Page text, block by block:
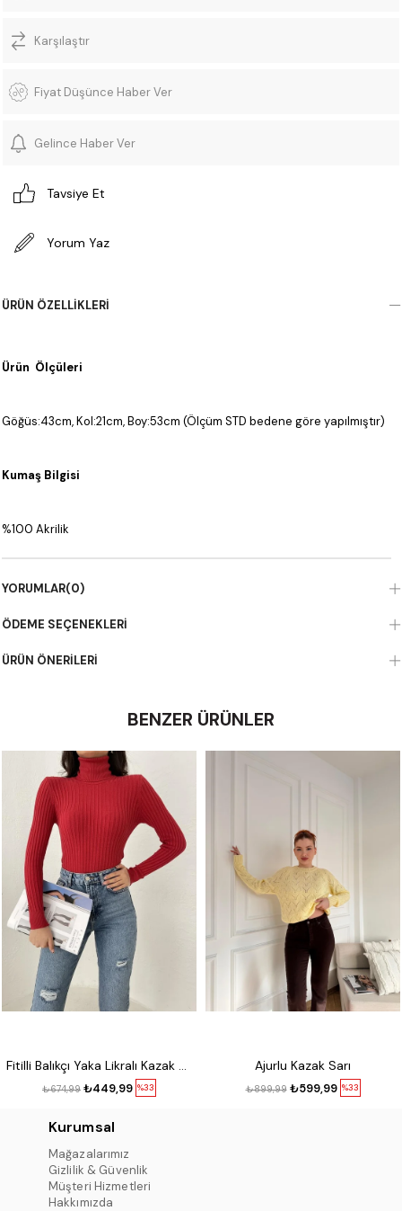
Karşılaştır
Fiyat Düşünce Haber Ver
Gelince Haber Ver
Tavsiye Et
Yorum Yaz
ÜRÜN ÖZELLIKLERI
Ürün Ölçüleri
Göğüs:43cm, Kol:21cm, Boy:53cm (Ölçüm STD bedene göre yapılmıştır)
Kumaş Bilgisi
%100 Akrilik
YORUMLAR(0)
ÖDEME SEÇENEKLERI
ÜRÜN ÖNERILERI
BENZER ÜRÜNLER
Fitilli Balıkçı Yaka Likralı Kazak Kırmızı
%33
₺449,99
₺674,99
Ajurlu Kazak Sarı
%33
₺599,99
₺899,99
Kurumsal
Mağazalarımız
Gizlilik & Güvenlik
Müşteri Hizmetleri
Hakkımızda